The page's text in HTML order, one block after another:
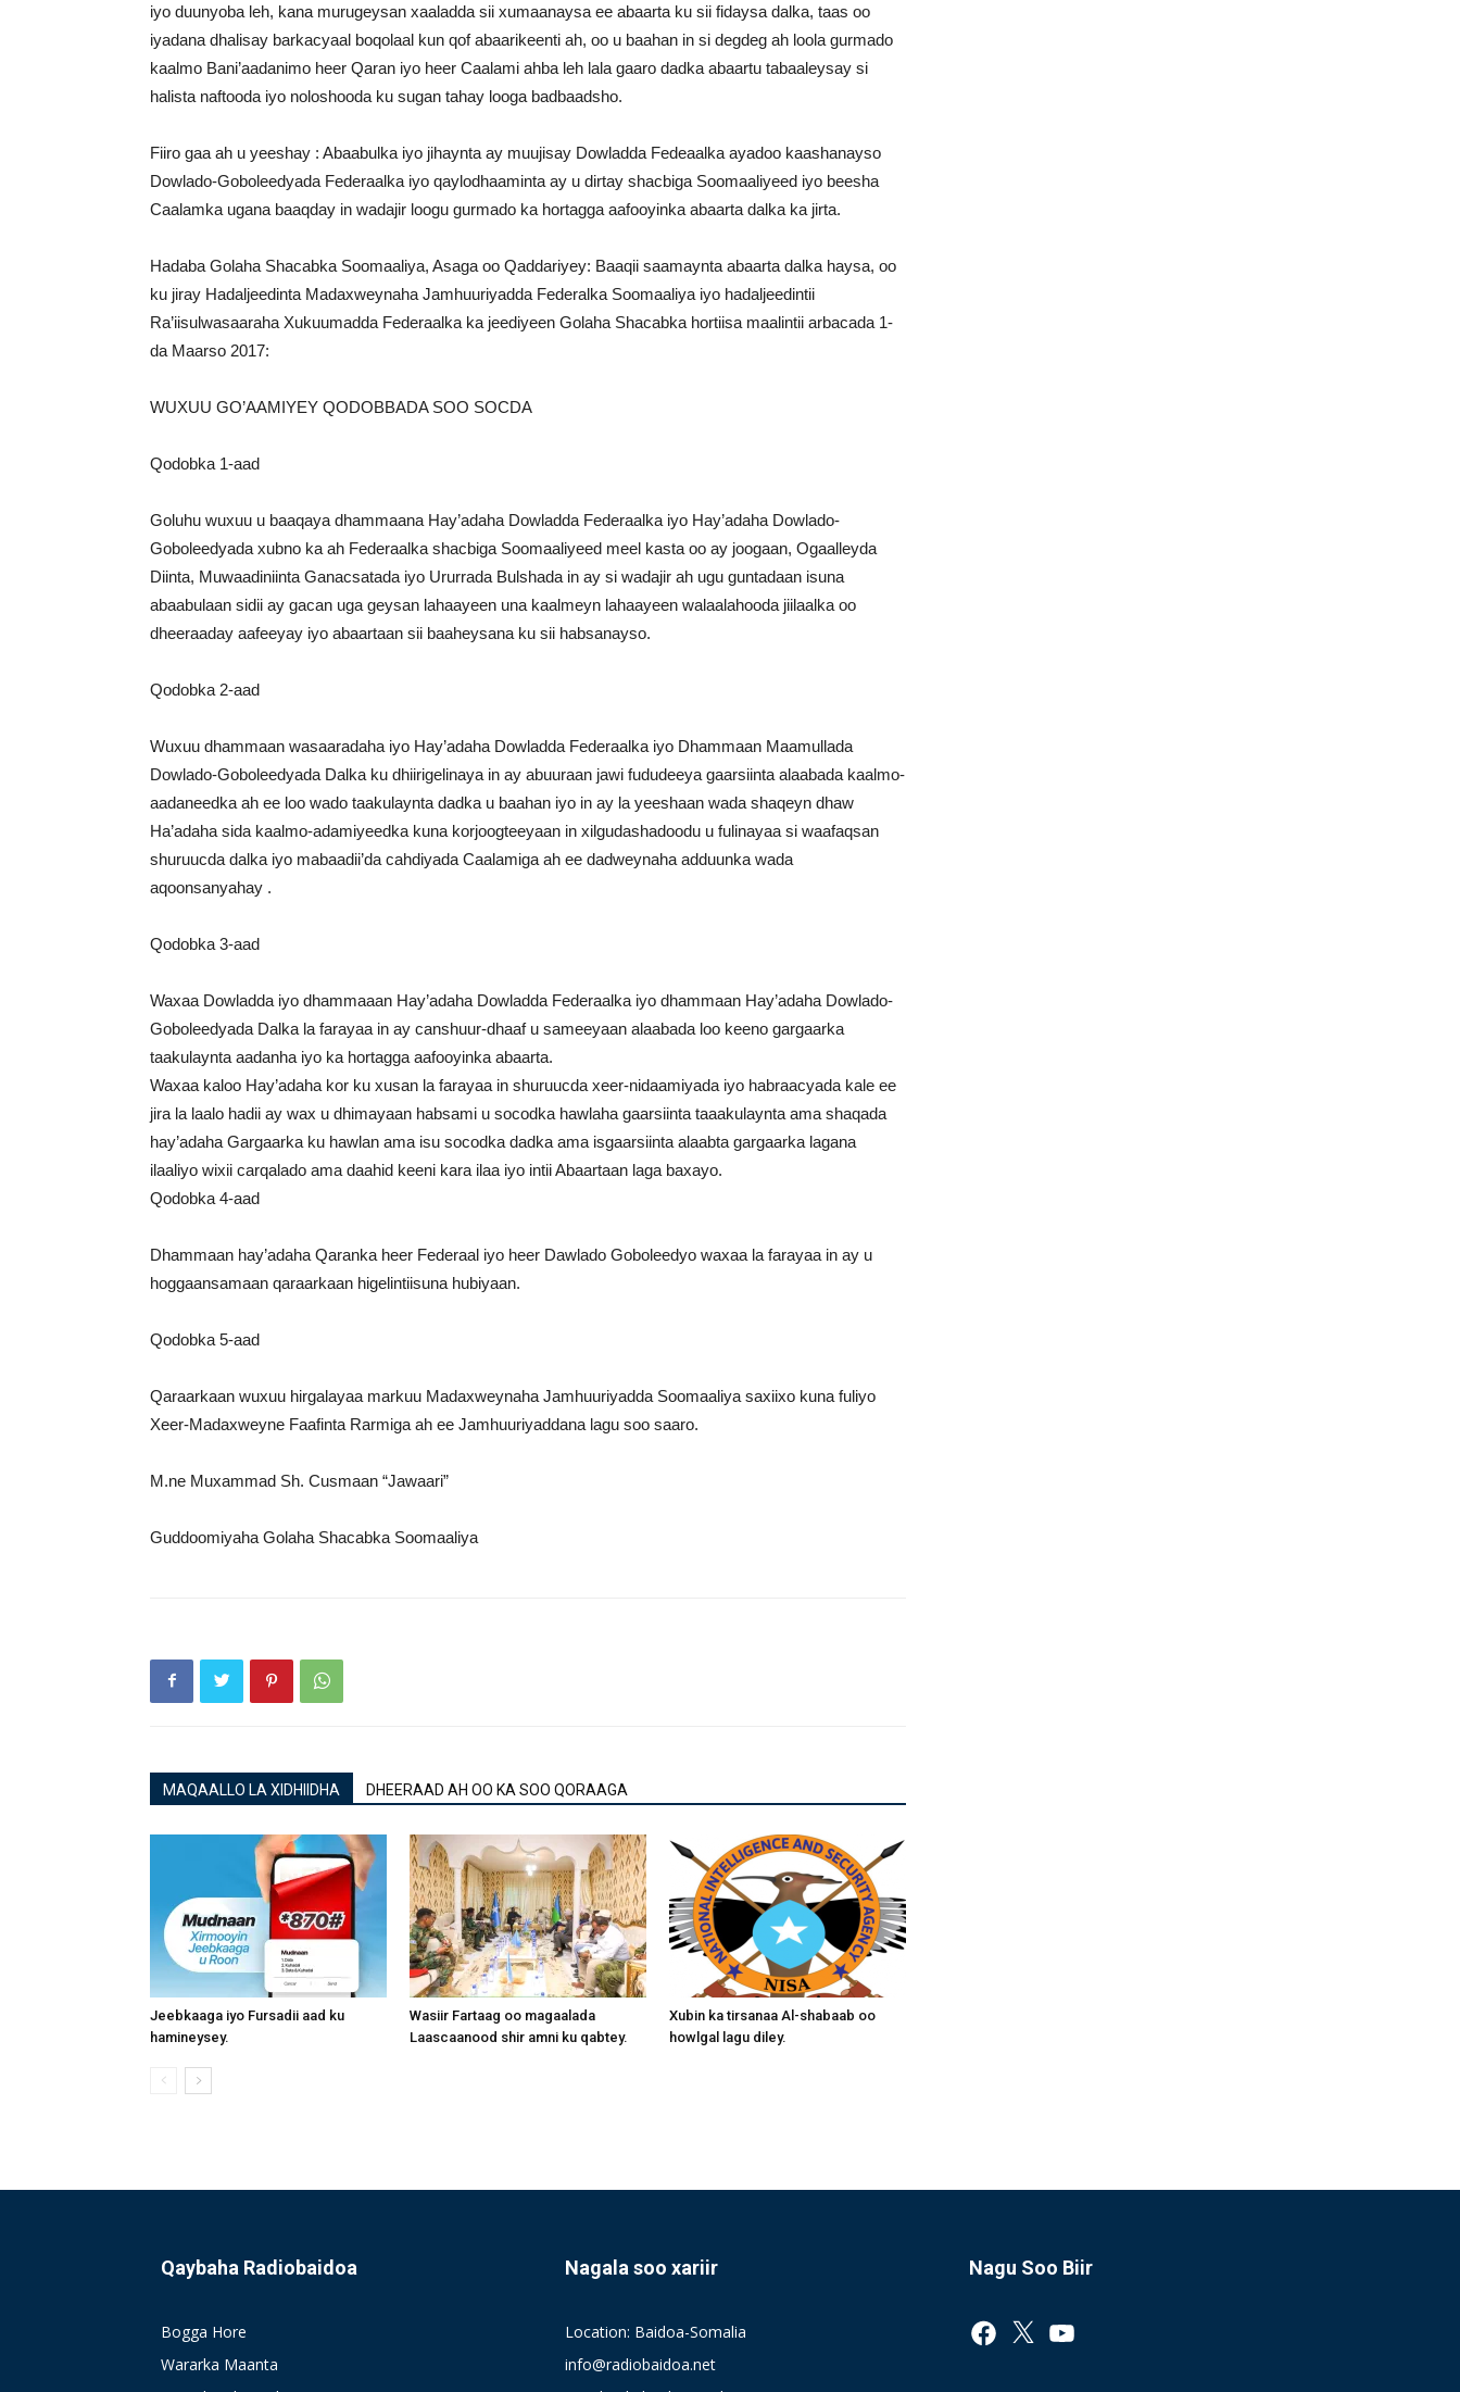
iyo duunyoba leh, kana murugeysan xaaladda sii xumaanaysa ee abaarta ku sii fidaysa dalka, taas oo
iyadana dhalisay barkacyaal boqolaal kun qof abaarikeenti ah, oo u baahan in si degdeg ah loola gurmado
kaalmo Bani’aadanimo heer Qaran iyo heer Caalami ahba leh lala gaaro dadka abaartu tabaaleysay si
halista naftooda iyo noloshooda ku sugan tahay looga badbaadsho.
Fiiro gaa ah u yeeshay : Abaabulka iyo jihaynta ay muujisay Dowladda Fedeaalka ayadoo kaashanayso
Dowlado-Goboleedyada Federaalka iyo qaylodhaaminta ay u dirtay shacbiga Soomaaliyeed iyo beesha
Caalamka ugana baaqday in wadajir loogu gurmado ka hortagga aafooyinka abaarta dalka ka jirta.
Hadaba Golaha Shacabka Soomaaliya, Asaga oo Qaddariyey: Baaqii saamaynta abaarta dalka haysa, oo
ku jiray Hadaljeedinta Madaxweynaha Jamhuuriyadda Federalka Soomaaliya iyo hadaljeedintii
Ra’iisulwasaaraha Xukuumadda Federaalka ka jeediyeen Golaha Shacabka hortiisa maalintii arbacada 1-
da Maarso 2017:
WUXUU GO’AAMIYEY QODOBBADA SOO SOCDA
Qodobka 1-aad
Goluhu wuxuu u baaqaya dhammaana Hay’adaha Dowladda Federaalka iyo Hay’adaha Dowlado-
Goboleedyada xubno ka ah Federaalka shacbiga Soomaaliyeed meel kasta oo ay joogaan, Ogaalleyda
Diinta, Muwaadiniinta Ganacsatada iyo Ururrada Bulshada in ay si wadajir ah ugu guntadaan isuna
abaabulaan sidii ay gacan uga geysan lahaayeen una kaalmeyn lahaayeen walaalahooda jiilaalka oo
dheeraaday aafeeyay iyo abaartaan sii baaheysana ku sii habsanayso.
Qodobka 2-aad
Wuxuu dhammaan wasaaradaha iyo Hay’adaha Dowladda Federaalka iyo Dhammaan Maamullada
Dowlado-Goboleedyada Dalka ku dhiirigelinaya in ay abuuraan jawi fududeeya gaarsiinta alaabada kaalmo-
aadaneedka ah ee loo wado taakulaynta dadka u baahan iyo in ay la yeeshaan wada shaqeyn dhaw
Ha’adaha sida kaalmo-adamiyeedka kuna korjoogteeyaan in xilgudashadoodu u fulinayaa si waafaqsan
shuruucda dalka iyo mabaadii’da cahdiyada Caalamiga ah ee dadweynaha adduunka wada
aqoonsanyahay .
Qodobka 3-aad
Waxaa Dowladda iyo dhammaaan Hay’adaha Dowladda Federaalka iyo dhammaan Hay’adaha Dowlado-
Goboleedyada Dalka la farayaa in ay canshuur-dhaaf u sameeyaan alaabada loo keeno gargaarka
taakulaynta aadanha iyo ka hortagga aafooyinka abaarta.
Waxaa kaloo Hay’adaha kor ku xusan la farayaa in shuruucda xeer-nidaamiyada iyo habraacyada kale ee
jira la laalo hadii ay wax u dhimayaan habsami u socodka hawlaha gaarsiinta taaakulaynta ama shaqada
hay’adaha Gargaarka ku hawlan ama isu socodka dadka ama isgaarsiinta alaabta gargaarka lagana
ilaaliyo wixii carqalado ama daahid keeni kara ilaa iyo intii Abaartaan laga baxayo.
Qodobka 4-aad
Dhammaan hay’adaha Qaranka heer Federaal iyo heer Dawlado Goboleedyo waxaa la farayaa in ay u
hoggaansamaan qaraarkaan higelintiisuna hubiyaan.
Qodobka 5-aad
Qaraarkaan wuxuu hirgalayaa markuu Madaxweynaha Jamhuuriyadda Soomaaliya saxiixo kuna fuliyo
Xeer-Madaxweyne Faafinta Rarmiga ah ee Jamhuuriyaddana lagu soo saaro.
M.ne Muxammad Sh. Cusmaan “Jawaari”
Guddoomiyaha Golaha Shacabka Soomaaliya
MAQAALLO LA XIDHIIDHA DHEERAAD AH OO KA SOO QORAAGA
Jeebkaaga iyo Fursadii aad ku
hamineysey.
Wasiir Fartaag oo magaalada
Laascaanood shir amni ku qabtey.
Xubin ka tirsanaa Al-shabaab oo
howlgal lagu diley.
Qaybaha Radiobaidoa
Bogga Hore
Wararka Maanta
Nagala soo xariir
Location: Baidoa-Somalia
info@radiobaidoa.net
Nagu Soo Biir
Facebook
X YouTube